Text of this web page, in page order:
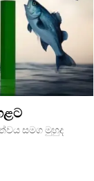
සමග මුහුද